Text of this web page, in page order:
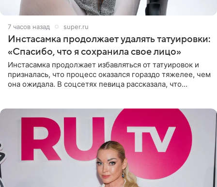
7 часов назад super.ru
Инстасамка продолжает удалять татуировки:
«Спасибо, что я сохранила свое лицо»
Инстасамка продолжает избавляться от татуировок и
призналась, что процесс оказался гораздо тяжелее, чем
она ожидала. В соцсетях певица рассказала, что